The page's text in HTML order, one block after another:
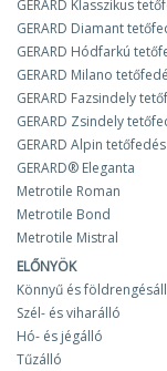
GERARD Klasszikus
GERARD Diamant
GERARD Hódfarkú
GERARD Milano
GERARD Fazsindely
GERARD Zsindely
GERARD Alpin tetőfedés
GERARD® Eleganta
Metrotile Roman
Metrotile Bond
Metrotile Mistral
ELŐNYÖK
Könnyű és
Szél- és viharálló
Hó- és jégálló
Tűzálló